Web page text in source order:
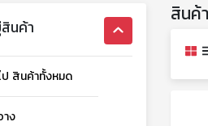
นค้า
สินค้าทั้งหมด
าง
สินค้